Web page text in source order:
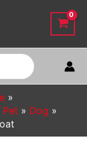
Pet
Dog